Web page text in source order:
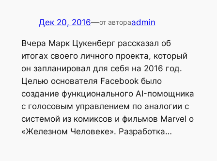
Дек 20, 2016—от автораadmin
Вчера Марк Цукенберг рассказал об
итогах своего личного проекта, который
он запланировал для себя на 2016 год.
Целью основателя Facebook было
создание функционального AI-помощника
с голосовым управлением по аналогии с
системой из комиксов и фильмов Marvel о
«Железном Человеке». Разработка…